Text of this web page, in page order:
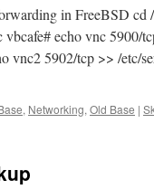
in FreeBSD cd
echo vnc 5900/
vnc2 5902/tcp >> /etc/
, Networking, Old Base |